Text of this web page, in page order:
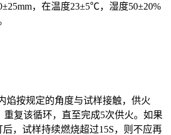
，在温度23±5℃，湿度50±20%
焰按规定的角度与试样接触，供火
重复该循环，直至完成5次供火。如果
，试样持续燃烧超过15S，则不应再